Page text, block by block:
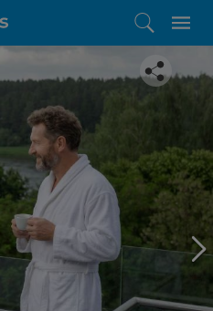
atlikuši tikai daži soļi